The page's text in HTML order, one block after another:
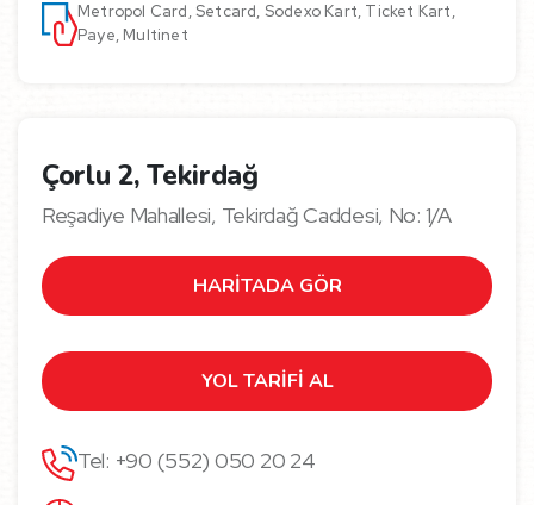
Metropol Card, Setcard, Sodexo Kart, Ticket Kart,
Paye, Multinet
Çorlu 2, Tekirdağ
Reşadiye Mahallesi, Tekirdağ Caddesi, No: 1/A
HARİTADA GÖR
YOL TARİFİ AL
Tel: +90 (552) 050 20 24